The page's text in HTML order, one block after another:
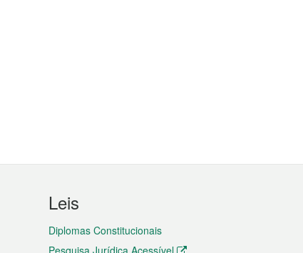
Leis
Diplomas Constitucionais
Pesquisa Jurídica Acessível